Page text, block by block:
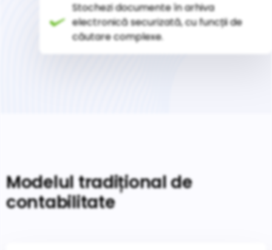
Stochezi documente în arhiva
electronică securizată, cu funcții de
căutare complexe.
Modelul tradițional de
contabilitate